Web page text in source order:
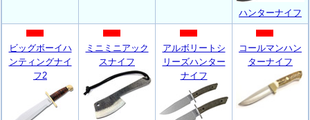
ハンターナイフ
ビッグボーイハ
ンティングナイ
フ2
ミニミニアック
スナイフ
アルボリートシ
リーズハンター
ナイフ
コールマンハン
ターナイフ